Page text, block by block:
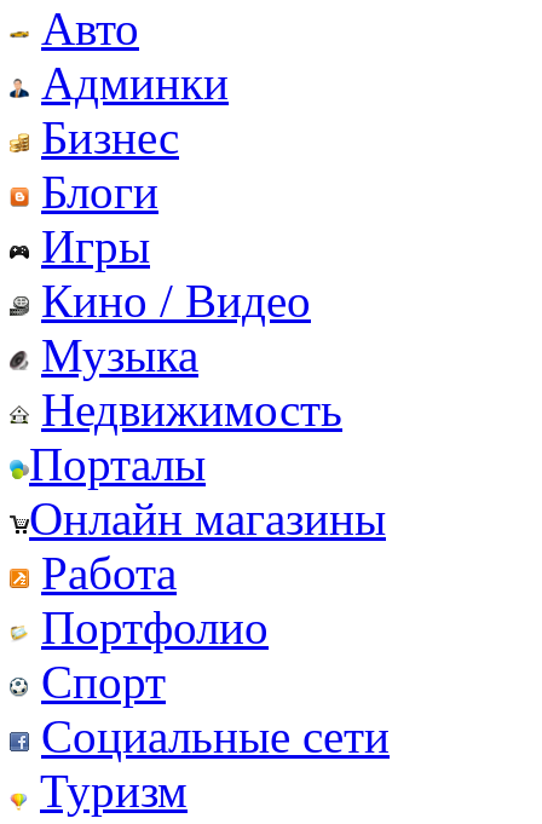
Авто
Админки
Бизнес
Блоги
Игры
Кино / Видео
Музыка
Недвижимость
Порталы
Онлайн магазины
Работа
Портфолио
Спорт
Социальные сети
Туризм